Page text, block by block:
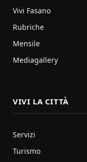
Vivi Fasano
Rubriche
Mensile
Mediagallery
VIVI LA CITTÀ
Servizi
Turismo